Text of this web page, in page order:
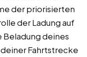
der priorisierten
der Ladung auf
deines
Fahrtstrecke